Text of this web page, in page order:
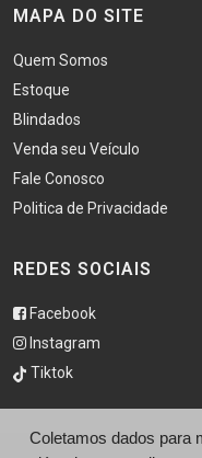
MAPA DO SITE
Quem Somos
Estoque
Blindados
Venda seu Veículo
Fale Conosco
Politica de Privacidade
REDES SOCIAIS
Facebook
Instagram
Tiktok
Coletamos dados para